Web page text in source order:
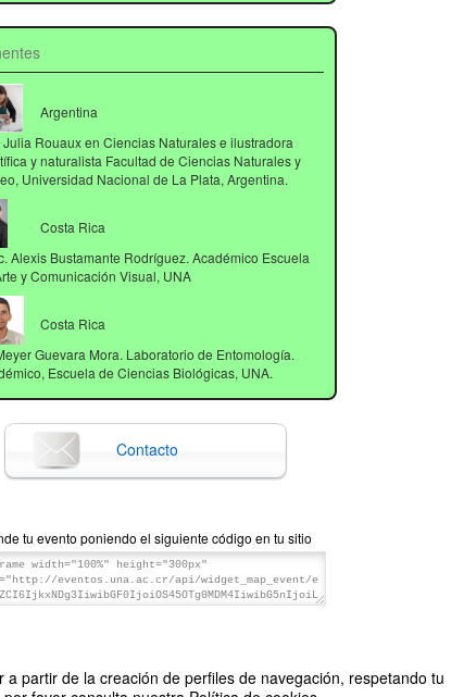
partir de la creación de perfiles de navegación, respetando tu
Julia Rouaux en Ciencias Naturales e ilustradora
y naturalista Facultad de Ciencias Naturales y
Universidad Nacional de La Plata, Argentina.
Argentina
Alexis Bustamante Rodríguez. Académico Escuela
y Comunicación Visual, UNA
Costa Rica
Guevara Mora. Laboratorio de Entomología.
Escuela de Ciencias Biológicas, UNA.
Costa Rica
Contacto
tu evento poniendo el siguiente código en tu sitio